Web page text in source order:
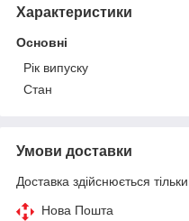
Характеристики
Основні
Рік випуску
Стан
Умови доставки
Доставка здійснюється
Нова Пошта